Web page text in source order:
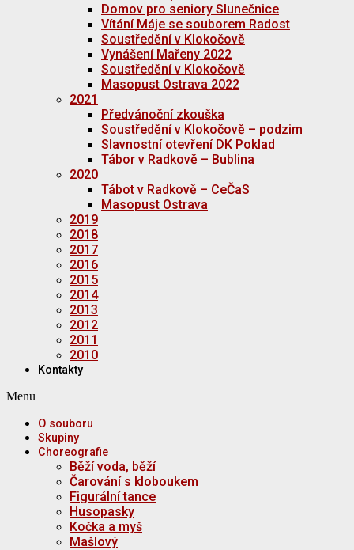
Domov pro seniory Slunečnice
Vítání Máje se souborem Radost
Soustředění v Klokočově
Vynášení Mařeny 2022
Soustředění v Klokočově
Masopust Ostrava 2022
2021
Předvánoční zkouška
Soustředění v Klokočově – podzim
Slavnostní otevření DK Poklad
Tábor v Radkově – Bublina
2020
Tábot v Radkově – CeČaS
Masopust Ostrava
2019
2018
2017
2016
2015
2014
2013
2012
2011
2010
Kontakty
Menu
O souboru
Skupiny
Choreografie
Běží voda, běží
Čarování s kloboukem
Figurální tance
Husopasky
Kočka a myš
Mašlový